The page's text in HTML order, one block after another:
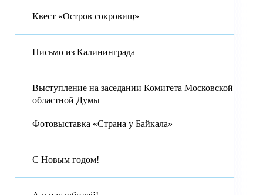
Квест «Остров сокровищ»
Письмо из Калининграда
Выступление на заседании Комитета Московской
областной Думы
Фотовыставка «Страна у Байкала»
С Новым годом!